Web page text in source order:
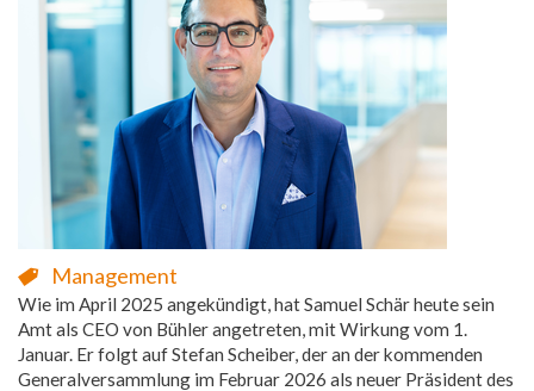
Management
Wie im April 2025 angekündigt, hat Samuel Schär heute sein
Amt als CEO von Bühler angetreten, mit Wirkung vom 1.
Januar. Er folgt auf Stefan Scheiber, der an der kommenden
Generalversammlung im Februar 2026 als neuer Präsident des